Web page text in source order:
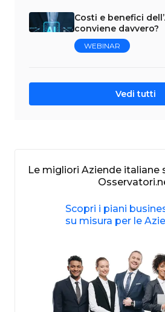
Costi e benefici
conviene davvero?
WEBINAR
Vedi tutti
Le migliori Aziende italiane
Scopri i piani
su misura per le